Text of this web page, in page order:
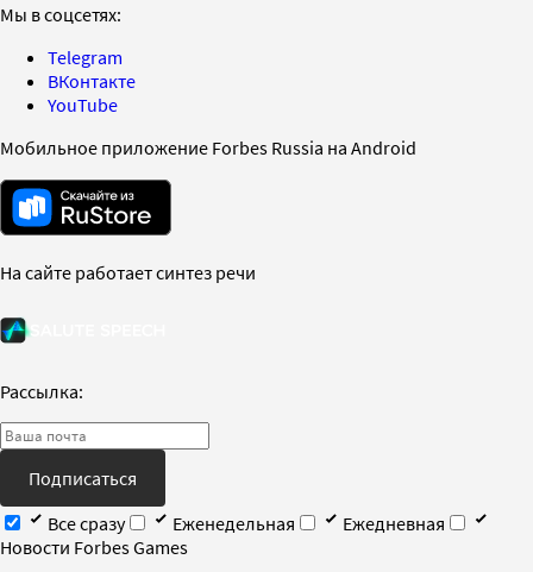
Мы в соцсетях:
Telegram
ВКонтакте
YouTube
Мобильное приложение Forbes Russia на Android
На сайте работает синтез речи
Рассылка:
Подписаться
Все сразу
Еженедельная
Ежедневная
Новости Forbes Games